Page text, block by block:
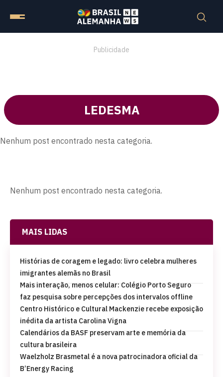
Publicidade
LEDESMA
Nenhum post encontrado nesta categoria.
Nenhum post encontrado nesta categoria.
MAIS LIDAS
Histórias de coragem e legado: livro celebra mulheres
imigrantes alemãs no Brasil
Mais interação, menos celular: Colégio Porto Seguro
faz pesquisa sobre percepções dos intervalos offline
Centro Histórico e Cultural Mackenzie recebe exposição
inédita da artista Carolina Vigna
Calendários da BASF preservam arte e memória da
cultura brasileira
Waelzholz Brasmetal é a nova patrocinadora oficial da
B’Energy Racing